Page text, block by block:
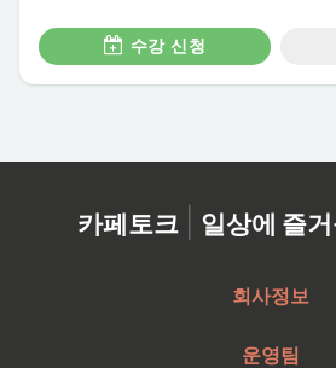
수강 신청
카페토크 | 일상에 즐
회사정보
운영팀